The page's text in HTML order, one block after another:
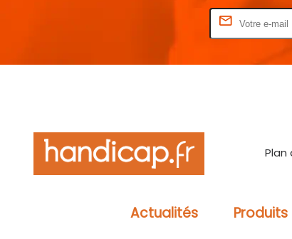
Plan
Actualités Produits